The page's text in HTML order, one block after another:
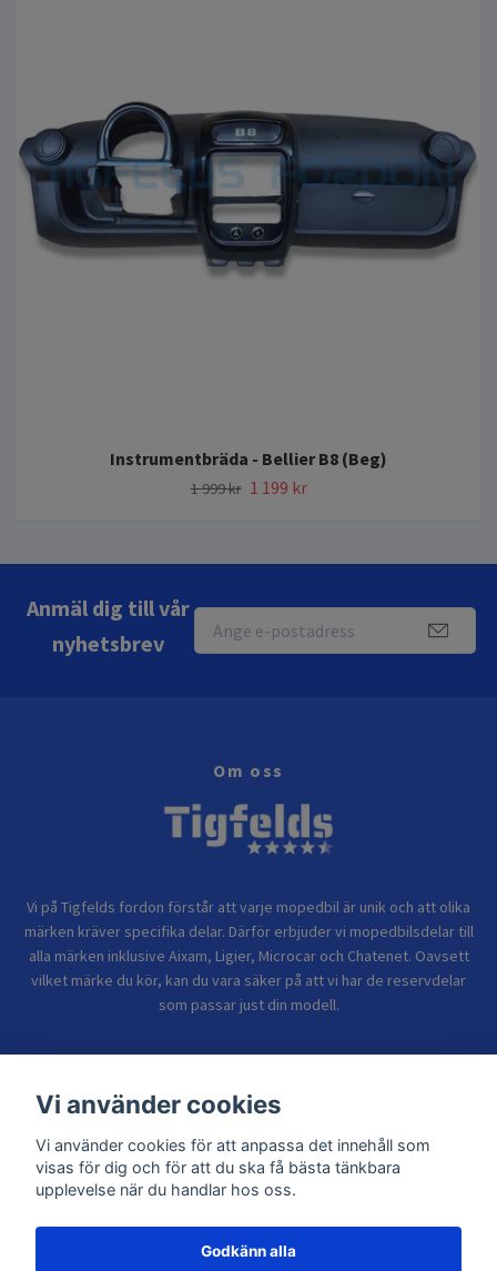
Instrumentbräda - Bellier B8 (Beg)
1 999 kr 1 199 kr
Anmäl dig till vår
nyhetsbrev
Om oss
Vi på Tigfelds fordon förstår att varje mopedbil är unik och att olika
märken kräver specifika delar. Därför erbjuder vi mopedbilsdelar till
alla märken inklusive Aixam, Ligier, Microcar och Chatenet. Oavsett
vilket märke du kör, kan du vara säker på att vi har de reservdelar
som passar just din modell.
Sidor
Vi använder cookies
Vi använder cookies för att anpassa det innehåll som
visas för dig och för att du ska få bästa tänkbara
upplevelse när du handlar hos oss.
Godkänn alla